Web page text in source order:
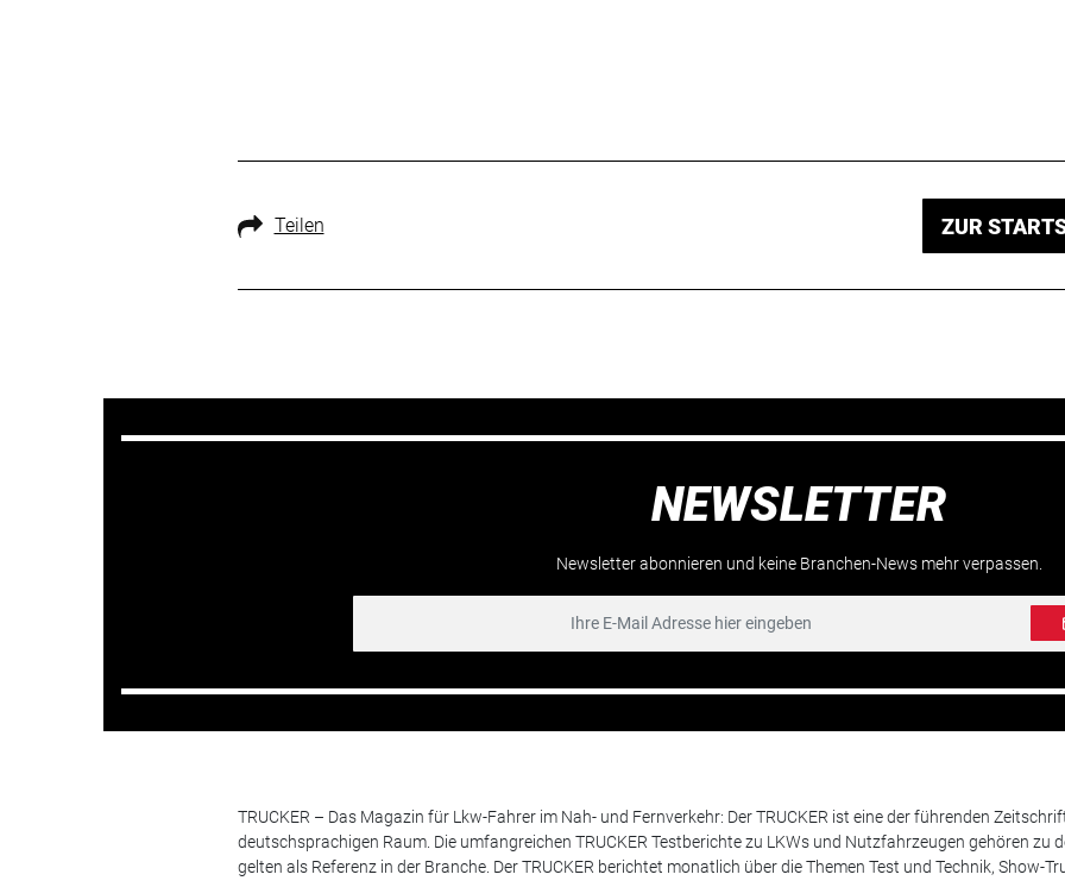
Teilen ZUR
NEWSLETTER
Newsletter abonnieren und keine Branchen-News mehr verpassen.
TRUCKER – Das Magazin für Lkw-Fahrer im Nah- und Fernverkehr: Der TRUCKER ist eine der führenden
deutschsprachigen Raum. Die umfangreichen TRUCKER Testberichte zu LKWs und Nutzfahrzeugen gehören zu
gelten als Referenz in der Branche. Der TRUCKER berichtet monatlich über die Themen Test und Technik, Show-